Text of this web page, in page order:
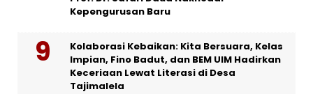
Kepengurusan Baru
Kolaborasi Kebaikan: Kita Bersuara, Kelas
Impian, Fino Badut, dan BEM UIM Hadirkan
Keceriaan Lewat Literasi di Desa
Tajimalela